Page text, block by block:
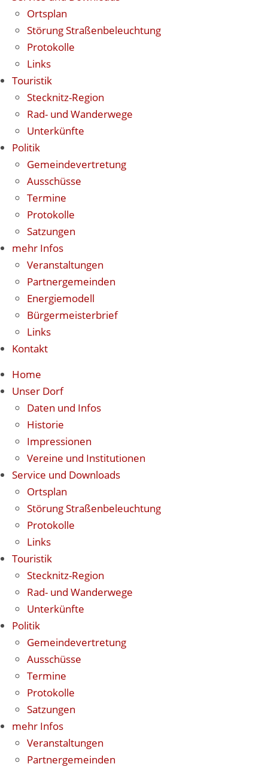
Ortsplan
Störung Straßenbeleuchtung
Protokolle
Links
Touristik
Stecknitz-Region
Rad- und Wanderwege
Unterkünfte
Politik
Gemeindevertretung
Ausschüsse
Termine
Protokolle
Satzungen
mehr Infos
Veranstaltungen
Partnergemeinden
Energiemodell
Bürgermeisterbrief
Links
Kontakt
Home
Unser Dorf
Daten und Infos
Historie
Impressionen
Vereine und Institutionen
Service und Downloads
Ortsplan
Störung Straßenbeleuchtung
Protokolle
Links
Touristik
Stecknitz-Region
Rad- und Wanderwege
Unterkünfte
Politik
Gemeindevertretung
Ausschüsse
Termine
Protokolle
Satzungen
mehr Infos
Veranstaltungen
Partnergemeinden